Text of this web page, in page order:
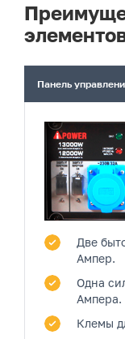
Панель
Две
Ампер.
Одна
Ампера.
Клемы